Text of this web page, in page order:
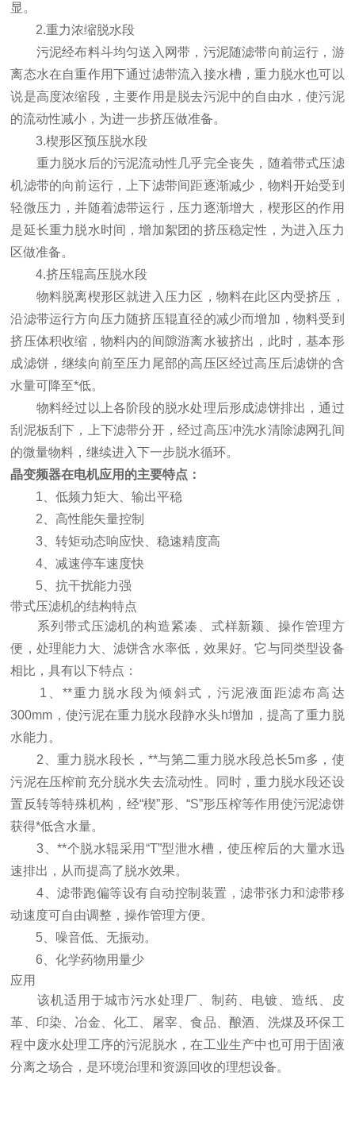
显。
2.重力浓缩脱水段
污泥经布料斗均匀送入网带，污泥随滤带向前运行，游
离态水在自重作用下通过滤带流入接水槽，重力脱水也可以
说是高度浓缩段，主要作用是脱去污泥中的自由水，使污泥
的流动性减小，为进一步挤压做准备。
3.楔形区预压脱水段
重力脱水后的污泥流动性几乎完全丧失，随着带式压滤
机滤带的向前运行，上下滤带间距逐渐减少，物料开始受到
轻微压力，并随着滤带运行，压力逐渐增大，楔形区的作用
是延长重力脱水时间，增加絮团的挤压稳定性，为进入压力
区做准备。
4.挤压辊高压脱水段
物料脱离楔形区就进入压力区，物料在此区内受挤压，
沿滤带运行方向压力随挤压辊直径的减少而增加，物料受到
挤压体积收缩，物料内的间隙游离水被挤出，此时，基本形
成滤饼，继续向前至压力尾部的高压区经过高压后滤饼的含
水量可降至*低。
物料经过以上各阶段的脱水处理后形成滤饼排出，通过
刮泥板刮下，上下滤带分开，经过高压冲洗水清除滤网孔间
的微量物料，继续进入下一步脱水循环。
晶变频器在电机应用的主要特点：
1、低频力矩大、输出平稳
2、高性能矢量控制
3、转矩动态响应快、稳速精度高
4、减速停车速度快
5、抗干扰能力强
带式压滤机的结构特点
系列带式压滤机的构造紧凑、式样新颖、操作管理方
便，处理能力大、滤饼含水率低，效果好。它与同类型设备
相比，具有以下特点：
1、**重力脱水段为倾斜式，污泥液面距滤布高达
300mm，使污泥在重力脱水段静水头h增加，提高了重力脱
水能力。
2、重力脱水段长，**与第二重力脱水段总长5m多，使
污泥在压榨前充分脱水失去流动性。同时，重力脱水段还设
置反转等特殊机构，经“楔”形、“S”形压榨等作用使污泥滤饼
获得*低含水量。
3、**个脱水辊采用“T”型泄水槽，使压榨后的大量水迅
速排出，从而提高了脱水效果。
4、滤带跑偏等设有自动控制装置，滤带张力和滤带移
动速度可自由调整，操作管理方便。
5、噪音低、无振动。
6、化学药物用量少
应用
该机适用于城市污水处理厂、制药、电镀、造纸、皮
革、印染、冶金、化工、屠宰、食品、酿酒、洗煤及环保工
程中废水处理工序的污泥脱水，在工业生产中也可用于固液
分离之场合，是环境治理和资源回收的理想设备。